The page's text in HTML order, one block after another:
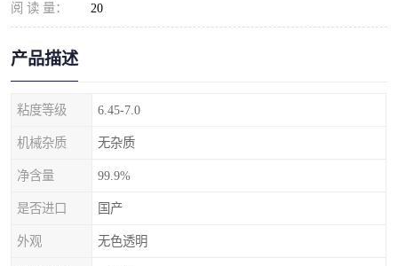
阅 读 量： 20
产品描述
粘度等级 6.45-7.0
机械杂质 无杂质
净含量 99.9%
是否进口 国产
外观 无色透明